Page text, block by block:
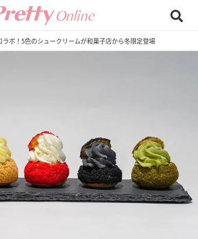
ラボ！5色のシュークリームが和菓子店から冬限定登場